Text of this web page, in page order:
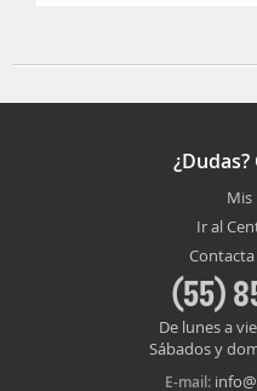
Mis
Ir al
(55)
De lunes a
Sábados y
E-mail: